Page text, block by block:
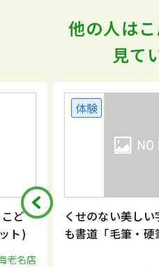
他の人は
見て
ど
ト)
老名店
体験
くせのない美し
も書道「毛筆・